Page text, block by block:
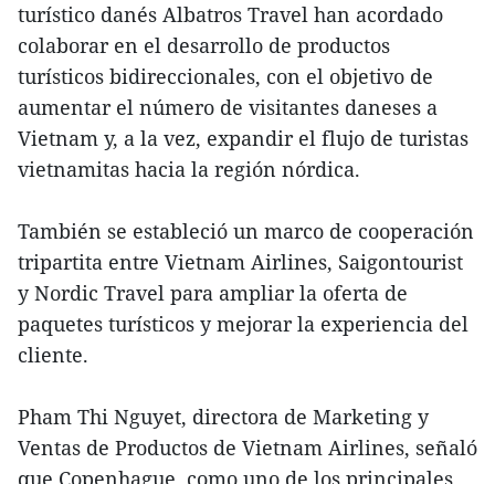
turístico danés Albatros Travel han acordado
colaborar en el desarrollo de productos
turísticos bidireccionales, con el objetivo de
aumentar el número de visitantes daneses a
Vietnam y, a la vez, expandir el flujo de turistas
vietnamitas hacia la región nórdica.
También se estableció un marco de cooperación
tripartita entre Vietnam Airlines, Saigontourist
y Nordic Travel para ampliar la oferta de
paquetes turísticos y mejorar la experiencia del
cliente.
Pham Thi Nguyet, directora de Marketing y
Ventas de Productos de Vietnam Airlines, señaló